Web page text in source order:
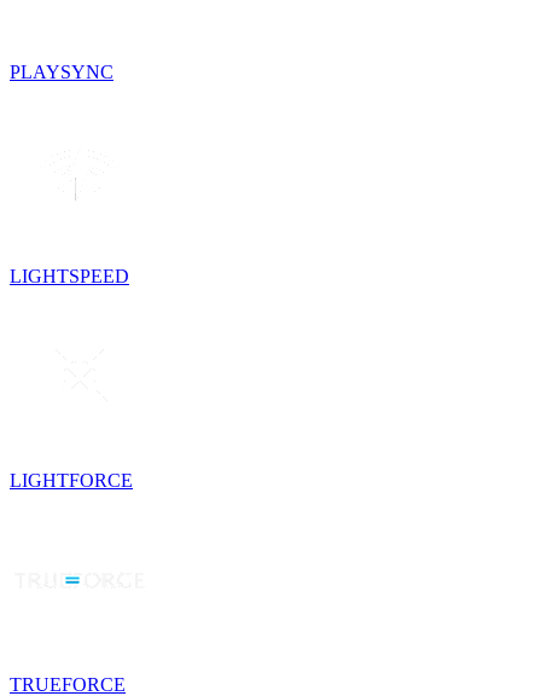
PLAYSYNC
LIGHTSPEED
LIGHTFORCE
TRUEFORCE